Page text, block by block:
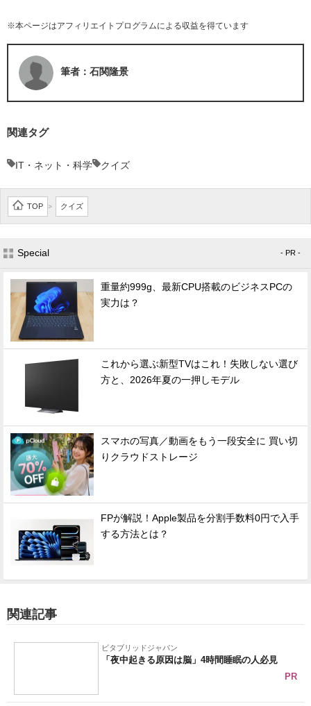
※本ページはアフィリエイトプログラムによる収益を得ています
筆者：石関隆景
関連タグ
IT・ネット・科学 クイズ
TOP > クイズ
Special - PR -
重量約999g、最新CPU搭載のビジネスPCの
実力は？
これから選ぶ新型TVはこれ！失敗しない選び
方と、2026年夏の一押しモデル
スマホの写真／動画をもう一段安全に 買い切
りクラウドストレージ
FPが解説！Apple製品を分割手数料0円で入手
する方法とは？
関連記事
ビタブリッドジャパン
「夜中起きる原因は脳」4時間睡眠の人必見
PR